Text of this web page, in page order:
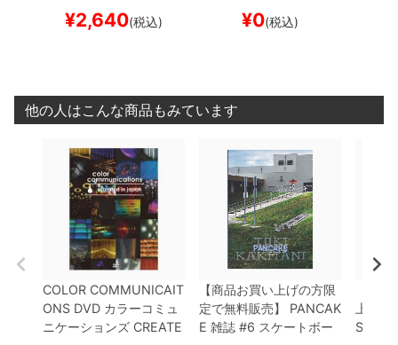
D IN JAPANスケートボ
ード スケボー
¥2,640(税込)
ド スケボー
¥0(税込)
他の人はこんな商品もみています
COLOR COMMUNICAIT
ONS DVD カラーコミュ
ニケーションズ CREATE
【商品お買い上げの方限
定で無料販売】
PANCAK
E 雑誌 #6 スケートボー
上で無